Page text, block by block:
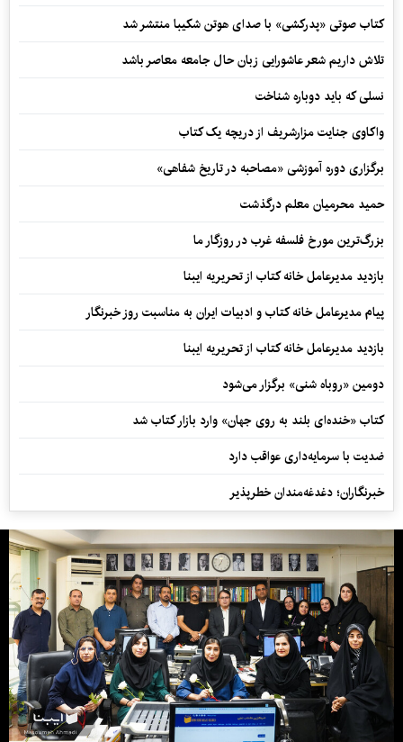
کتاب صوتی «پدرکشی» با صدای هوتن شکیبا منتشر شد
تلاش داریم شعر عاشورایی زبان حال جامعه معاصر باشد
نسلی که باید دوباره شناخت
واکاوی جنایت مزارشریف از دریچه یک کتاب
برگزاری دوره آموزشی «مصاحبه در تاریخ شفاهی»
حمید محرمیان معلم درگذشت
بزرگ‌ترین مورخ فلسفه غرب در روزگار ما
بازدید مدیرعامل خانه کتاب از تحریریه ایبنا
پیام مدیرعامل خانه کتاب و ادبیات ایران به مناسبت روز خبرنگار
بازدید مدیرعامل خانه کتاب از تحریریه ایبنا
دومین «روباه شنی» برگزار می‌شود
کتاب «خنده‌ای بلند به روی جهان» وارد بازار کتاب شد
ضدیت با سرمایه‌داری عواقب دارد
خبرنگاران؛ دغدغه‌مندان خطرپذیر